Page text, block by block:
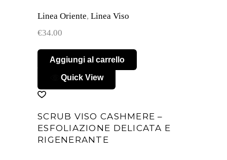
Linea Oriente, Linea Viso
€34.00
Aggiungi al carrello
Quick View
SCRUB VISO CASHMERE –
ESFOLIAZIONE DELICATA E
RIGENERANTE